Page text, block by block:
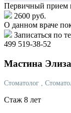
Первичный прием
2600 руб.
О данном враче
Записаться по
499 519-38-52
Мастина
Стоматолог ,
Стаж 8 лет